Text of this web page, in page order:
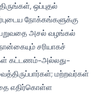
ஒப்புதல்
நோக்கங்களுக்கு
பெறுவதை அசல் வழங்கல்
சரியாகச்
கட்டணம்-அல்லது-
மற்றவர்கள்
எதிர்கொள்ள